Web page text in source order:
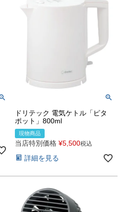
ドリテック 電気ケトル「ピタ
ポット」800ml
現物商品
当店特別価格 ¥5,500税込
詳細を見る